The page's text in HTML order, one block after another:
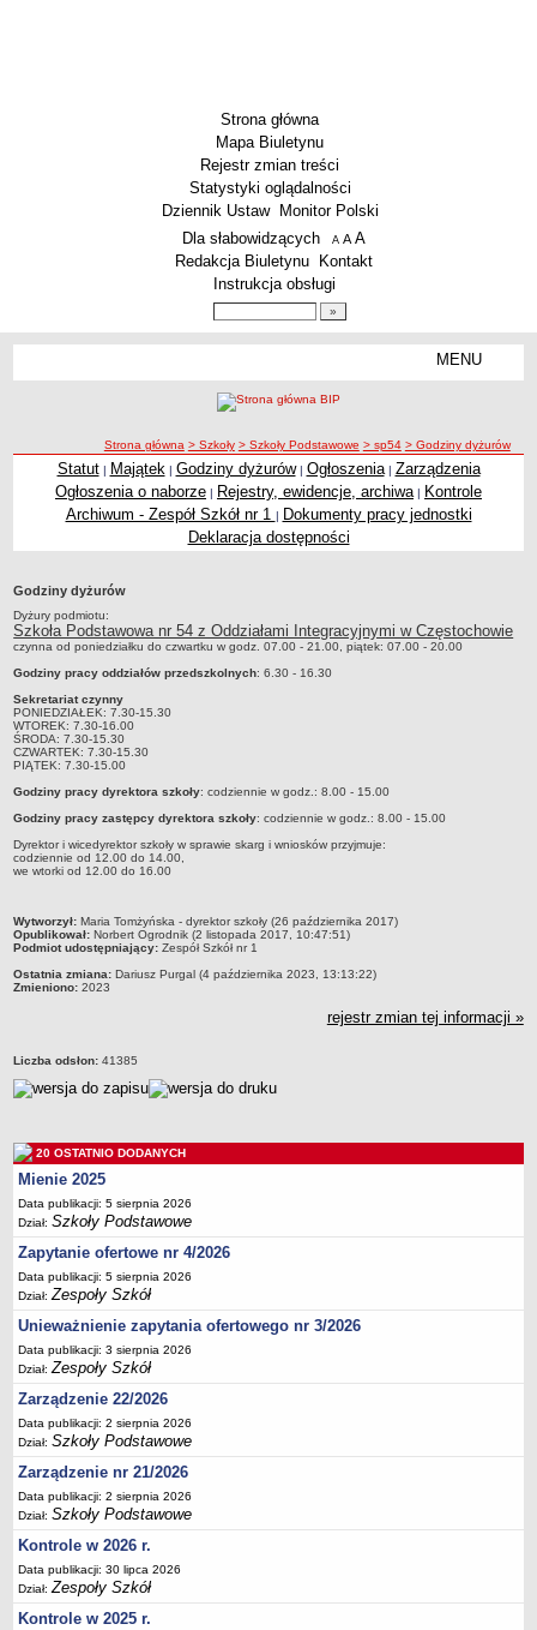
Strona główna
Mapa Biuletynu
Rejestr zmian treści
Statystyki oglądalności
Dziennik Ustaw
Monitor Polski
Menu dodatkowe
Dla słabowidzących A pomniejsz czcionkę
A standardowy rozmiar czcionki
A
Redakcja Biuletynu
Kontakt
Instrukcja obsługi
MENU
Zespoły Szkół
Techniczne Zakłady Naukowe
ARCHIWUM SZKÓŁ I PLACÓWEK
Zlikwidowane gimnazja
Przekształcone szkoły i placówki
Wielofunkcyjna Placówka
SPECJALNE OŚRODKI SZKOLNO-WYCHOWAWCZE
Specjalny Ośrodek nr 1
Specjalny Ośrodek nr 5
BURSA MIEJSKA
Dane podstawowe
Statut
Majątek
Ogłoszenie
Zarządzenia
Sprawozdania
Deklaracja dostępności
Zespół Poradni
BIURO FINANSÓW OŚWIATY
Dane podstawowe
Statut
Majątek
Godziny dyżurów
Ogłoszenia
Zarządzenia
Rejestry, ewidencje, archiwa
Kontrole
PONOWNE WYKORZYSTYWANIE
Sprawozdania
Deklaracja dostępności
DEKLARACJA DOSTĘPNOŚCI
OŚWIADCZENIA MAJĄTKOWE
PONOWNE WYKORZYSTYWANIE
UDOSTĘPNIANIE INFORMACJI PUBLICZNEJ
ścieżka nawigacji
Strona główna > Szkoły > Szkoły Podstawowe > sp54 > Godziny dyżurów
Statut| Majątek | Godziny dyżurów| Ogłoszenia| Zarządzenia
Ogłoszenia o naborze | Rejestry, ewidencje, archiwa | Kontrole
Archiwum - Zespół Szkół nr 1 | Dokumenty pracy jednostki
Deklaracja dostępności
Godziny dyżurów
Dyżury podmiotu:
Szkoła Podstawowa nr 54 z Oddziałami Integracyjnymi w Częstochowie
czynna od poniedziałku do czwartku w godz. 07.00 - 21.00, piątek: 07.00 - 20.00
Godziny pracy oddziałów przedszkolnych: 6.30 - 16.30
Sekretariat czynny
PONIEDZIAŁEK: 7.30-15.30
WTOREK: 7.30-16.00
ŚRODA: 7.30-15.30
CZWARTEK: 7.30-15.30
PIĄTEK: 7.30-15.00
Godziny pracy dyrektora szkoły: codziennie w godz.: 8.00 - 15.00
Godziny pracy zastępcy dyrektora szkoły: codziennie w godz.: 8.00 - 15.00
Dyrektor i wicedyrektor szkoły w sprawie skarg i wniosków przyjmuje:
codziennie od 12.00 do 14.00,
we wtorki od 12.00 do 16.00
metryczka
Wytworzył: Maria Tomżyńska - dyrektor szkoły (26 października 2017)
Opublikował: Norbert Ogrodnik (2 listopada 2017, 10:47:51)
Podmiot udostępniający: Zespół Szkół nr 1
Ostatnia zmiana: Dariusz Purgal (4 października 2023, 13:13:22)
Zmieniono: 2023
rejestr zmian tej informacji »
Liczba odsłon: 41385
20 OSTATNIO DODANYCH
Mienie 2025
Data publikacji: 5 sierpnia 2026
Dział:Szkoły Podstawowe
Zapytanie ofertowe nr 4/2026
Data publikacji: 5 sierpnia 2026
Dział:Zespoły Szkół
Unieważnienie zapytania ofertowego nr 3/2026
Data publikacji: 3 sierpnia 2026
Dział:Zespoły Szkół
Zarządzenie 22/2026
Data publikacji: 2 sierpnia 2026
Dział:Szkoły Podstawowe
Zarządzenie nr 21/2026
Data publikacji: 2 sierpnia 2026
Dział:Szkoły Podstawowe
Kontrole w 2026 r.
Data publikacji: 30 lipca 2026
Dział:Zespoły Szkół
Kontrole w 2025 r.